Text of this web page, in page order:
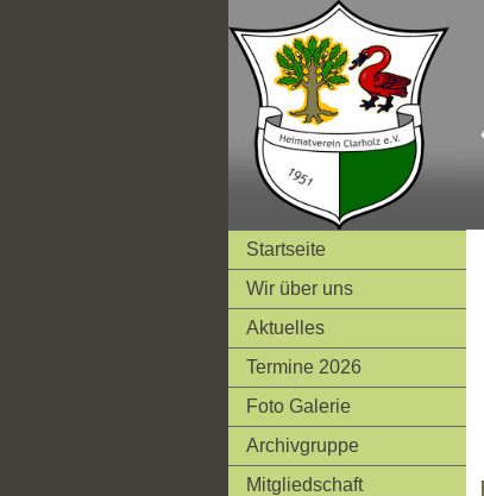
Startseite
Wir über uns
Aktuelles
Termine 2026
Foto Galerie
Archivgruppe
Mitgliedschaft